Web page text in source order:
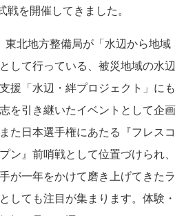
を開催してきました。
東北地方整備局が「水辺から地域
して行っている、被災地域の水辺
援「水辺・絆プロジェクト」にも
を引き継いたイベントとして企画
た日本選手権にあたる『フレスコ
ン』前哨戦として位置づけられ、
が一年をかけて磨き上げてきたラ
しても注目が集まります。体験・